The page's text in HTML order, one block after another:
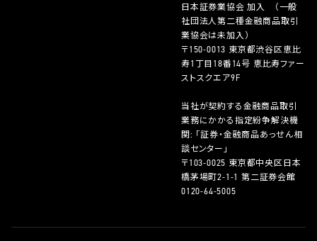
日本証券業協会 加入 （一般
社団法人第二種金融商品取引
業協会は未加入）
〒150-0013 東京都渋谷区恵比
寿1丁目18番14号 恵比寿ファー
ストスクエア9F
当社が契約する金融商品取引
業務にかかる指定紛争解決機
関: 「証券・金融商品あっせん相
談センター」
〒103-0025 東京都中央区日本
橋茅場町2-1-1 第二証券会館
0120-64-5005